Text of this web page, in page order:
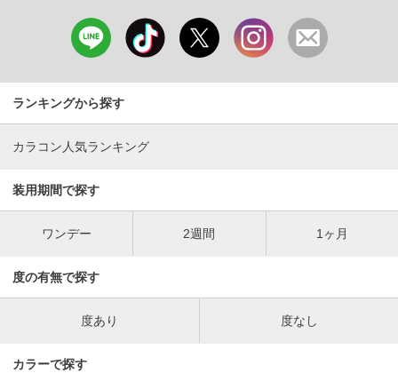
ランキングから探す
カラコン人気ランキング
装用期間で探す
ワンデー 2週間 1ヶ月
度の有無で探す
度あり 度なし
カラーで探す